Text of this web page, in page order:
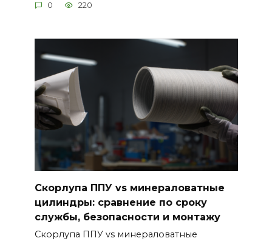
0 220
Скорлупа ППУ vs минераловатные
цилиндры: сравнение по сроку
службы, безопасности и монтажу
Скорлупа ППУ vs минераловатные